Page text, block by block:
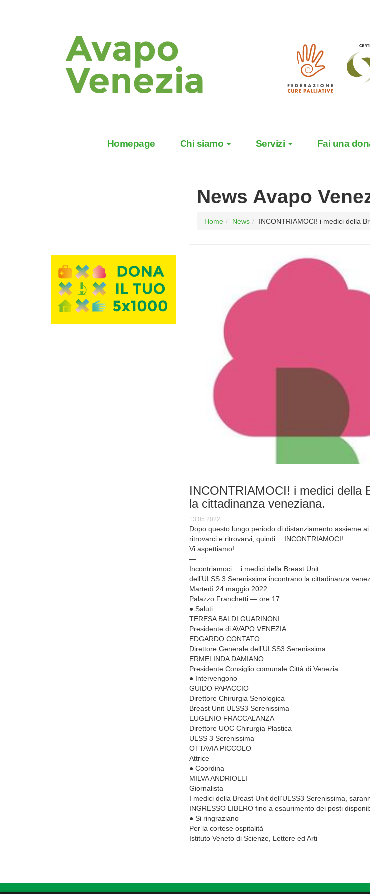
Homepage Chi siamo Servizi Fai una
News Avapo
Home News INCONTRIAMOCI! i medici della
INCONTRIAMOCI! i medici della
la cittadinanza veneziana.
13.05.2022
Dopo questo lungo periodo di distanziamento assieme
ritrovarci e ritrovarvi, quindi… INCONTRIAMOCI!
Vi aspettiamo!
—
Incontriamoci… i medici della Breast Unit
dell’ULSS 3 Serenissima incontrano la cittadinanza
Martedì 24 maggio 2022
Palazzo Franchetti — ore 17
● Saluti
TERESA BALDI GUARINONI
Presidente di AVAPO VENEZIA
EDGARDO CONTATO
Direttore Generale dell’ULSS3 Serenissima
ERMELINDA DAMIANO
Presidente Consiglio comunale Città di Venezia
● Intervengono
GUIDO PAPACCIO
Direttore Chirurgia Senologica
Breast Unit ULSS3 Serenissima
EUGENIO FRACCALANZA
Direttore UOC Chirurgia Plastica
ULSS 3 Serenissima
OTTAVIA PICCOLO
Attrice
● Coordina
MILVA ANDRIOLLI
Giornalista
I medici della Breast Unit dell’ULSS3 Serenissima,
INGRESSO LIBERO fino a esaurimento dei posti
● Si ringraziano
Per la cortese ospitalità
Istituto Veneto di Scienze, Lettere ed Arti